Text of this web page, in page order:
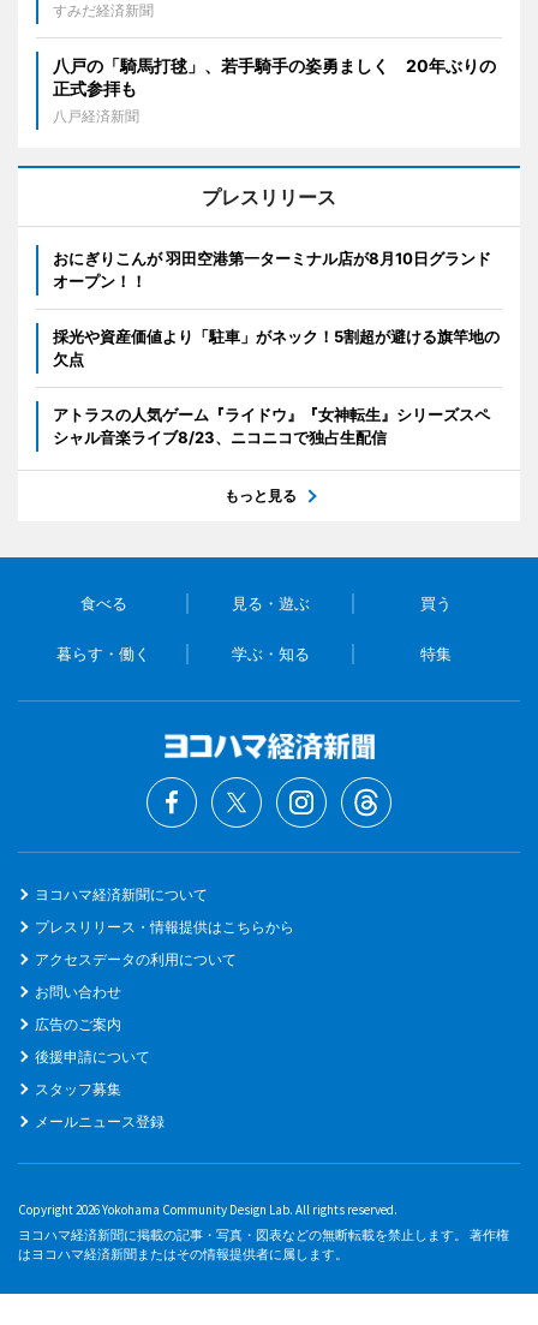
すみだ経済新聞
八戸の「騎馬打毬」、若手騎手の姿勇ましく 20年ぶりの
正式参拝も
八戸経済新聞
プレスリリース
おにぎりこんが 羽田空港第一ターミナル店が8月10日グランド
オープン！！
採光や資産価値より「駐車」がネック！5割超が避ける旗竿地の
欠点
アトラスの人気ゲーム『ライドウ』『女神転生』シリーズスペ
シャル音楽ライブ8/23、ニコニコで独占生配信
もっと見る
食べる 見る・遊ぶ 買う
暮らす・働く 学ぶ・知る 特集
ヨコハマ経済新聞について
プレスリリース・情報提供はこちらから
アクセスデータの利用について
お問い合わせ
広告のご案内
後援申請について
スタッフ募集
メールニュース登録
Copyright 2026 Yokohama Community Design Lab. All rights reserved.
ヨコハマ経済新聞に掲載の記事・写真・図表などの無断転載を禁止します。 著作権
はヨコハマ経済新聞またはその情報提供者に属します。